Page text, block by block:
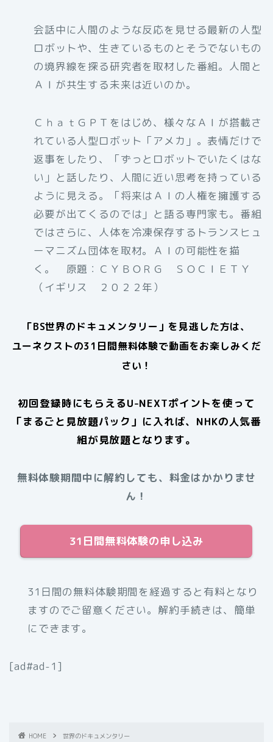
会話中に人間のような反応を見せる最新の人型
ロボットや、生きているものとそうでないもの
の境界線を探る研究者を取材した番組。人間と
ＡＩが共生する未来は近いのか。
ＣｈａｔＧＰＴをはじめ、様々なＡＩが搭載さ
れている人型ロボット「アメカ」。表情だけで
返事をしたり、「ずっとロボットでいたくはな
い」と話したり、人間に近い思考を持っている
ように見える。「将来はＡＩの人権を擁護する
必要が出てくるのでは」と語る専門家も。番組
ではさらに、人体を冷凍保存するトランスヒュ
ーマニズム団体を取材。ＡＩの可能性を描
く。 原題：ＣＹＢＯＲＧ ＳＯＣＩＥＴＹ
（イギリス ２０２２年）
「BS世界のドキュメンタリー 」を見逃した方は、
ユーネクストの31日間無料体験で動画をお楽しみくだ
さい！
初回登録時にもらえるU-NEXTポイントを使って
「まるごと見放題パック」に入れば、NHKの人気番
組が見放題となります。
無料体験期間中に解約しても、料金はかかりませ
ん！
31日間無料体験の申し込み
31日間の無料体験期間を経過すると有料となり
ますのでご留意ください。解約手続きは、簡単
にできます。
[ad#ad-1]
HOME
世界のドキュメンタリー